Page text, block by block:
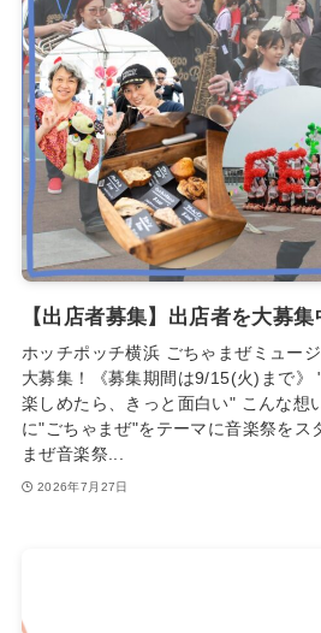
【出店者募集】出店者を大募集
ホッチポッチ横浜 ごちゃまぜミュー
大募集！《募集期間は9/15(火)まで》
楽しめたら、きっと面白い" こんな想
に"ごちゃまぜ"をテーマに音楽祭をス
まぜ音楽祭...
2026年7月27日